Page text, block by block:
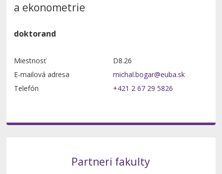
a ekonometrie
doktorand
Miestnosť
D8.26
E-mailová adresa
Telefón
+421 2 67 29 5826
Partneri fakulty